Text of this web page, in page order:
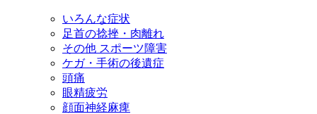
いろんな症状
足首の捻挫・肉離れ
その他 スポーツ障害
ケガ・手術の後遺症
頭痛
眼精疲労
顔面神経麻痺